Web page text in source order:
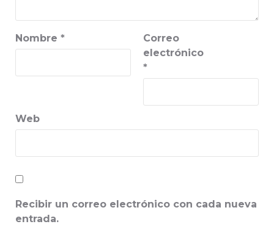
Nombre *
Correo
electrónico
*
Web
Recibir un correo electrónico con cada nueva
entrada.